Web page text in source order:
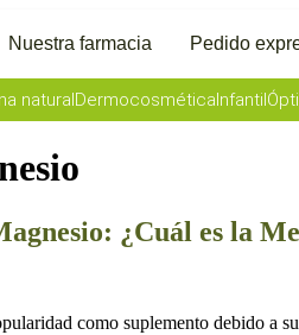
Nuestra farmacia Pedido
naturalDermocosméticaInfantil
¿Cuál es la
como suplemento debido a